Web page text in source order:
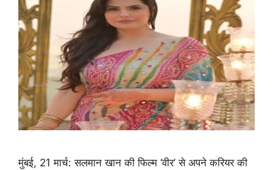
मुंबई, 21 मार्च: सलमान खान की फिल्म ‘वीर’ से अपने करियर की